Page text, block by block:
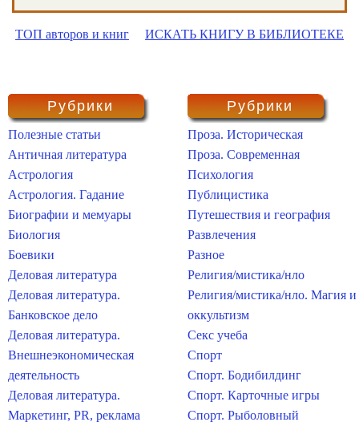
ТОП авторов и книг ИСКАТЬ КНИГУ В БИБЛИОТЕКЕ
Рубрики
Полезные статьи
Античная литература
Астрология
Астрология. Гадание
Биографии и мемуары
Биология
Боевики
Деловая литература
Деловая литература.
Банковское дело
Деловая литература.
Внешнеэкономическая
деятельность
Деловая литература.
Маркетинг, PR, реклама
Рубрики
Проза. Историческая
Проза. Современная
Психология
Публицистика
Путешествия и география
Развлечения
Разное
Религия/мистика/нло
Религия/мистика/нло. Магия и
оккультизм
Секс учеба
Спорт
Спорт. Бодибилдинг
Спорт. Карточные игры
Спорт. Рыболовный